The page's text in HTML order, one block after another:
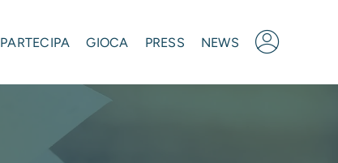
PARTECIPA GIOCA PRESS NEWS